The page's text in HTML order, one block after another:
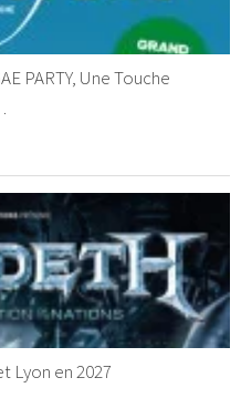
PARTY, Une Touche
Lyon en 2027